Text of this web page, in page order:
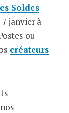
Soldes
janvier à
ou
créateurs